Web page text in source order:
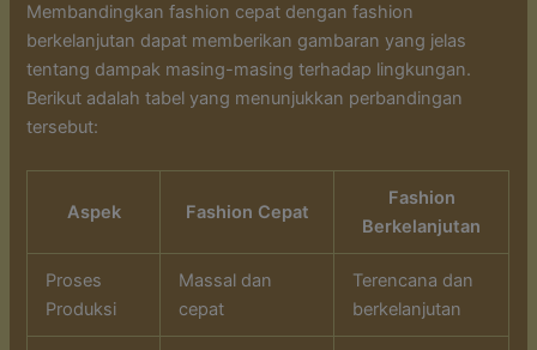
Membandingkan fashion cepat dengan fashion
berkelanjutan dapat memberikan gambaran yang jelas
tentang dampak masing-masing terhadap lingkungan.
Berikut adalah tabel yang menunjukkan perbandingan
tersebut:
Aspek Fashion Cepat
Fashion
Berkelanjutan
Proses
Produksi
Massal dan
cepat
Terencana dan
berkelanjutan